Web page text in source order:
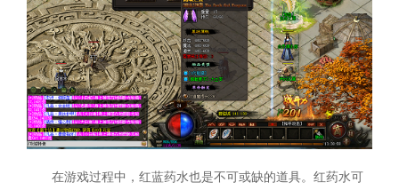
在游戏过程中，红蓝药水也是不可或缺的道具。红药水可